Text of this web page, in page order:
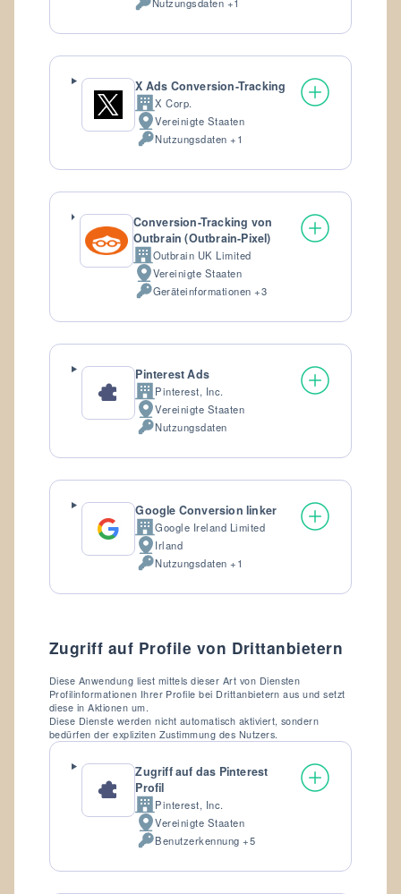
Verarbeitete
Daten:
X Ads Conversion-Tracking
Firma:X Corp.
Verarbeitungsort:
Vereinigte Staaten
Verarbeitete
Daten:
Nutzungsdaten +1
Conversion-Tracking von
Outbrain (Outbrain-Pixel)
Firma:Outbrain UK Limited
Verarbeitungsort:
Vereinigte Staaten
Verarbeitete
Daten:
Geräteinformationen +3
Pinterest Ads
Firma:Pinterest, Inc.
Verarbeitungsort:
Vereinigte Staaten
Verarbeitete
Daten:
Nutzungsdaten
Google Conversion linker
Firma:Google Ireland Limited
Verarbeitungsort:
Irland
Verarbeitete
Daten:
Nutzungsdaten +1
Zugriff auf Profile von Drittanbietern
Diese Anwendung liest mittels dieser Art von Diensten
Profilinformationen Ihrer Profile bei Drittanbietern aus und setzt
diese in Aktionen um.
Diese Dienste werden nicht automatisch aktiviert, sondern
bedürfen der expliziten Zustimmung des Nutzers.
Zugriff auf das Pinterest
Profil
Firma:Pinterest, Inc.
Verarbeitungsort:
Vereinigte Staaten
Verarbeitete
Daten:
Benutzerkennung +5